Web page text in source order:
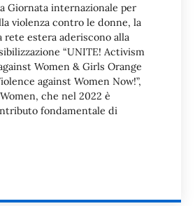
Giornata internazionale per
violenza contro le donne, la
rete estera aderiscono alla
“UNITE! Activism
Women & Girls Orange
against Women Now!”,
che nel 2022 è
fondamentale di